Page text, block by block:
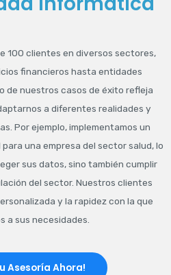
100 clientes en diversos sectores,
financieros hasta entidades
de nuestros casos de éxito refleja
a diferentes realidades y
Por ejemplo, implementamos un
una empresa del sector salud, lo
sus datos, sino también cumplir
del sector. Nuestros clientes
y la rapidez con la que
a sus necesidades.
Asesoría Ahora!